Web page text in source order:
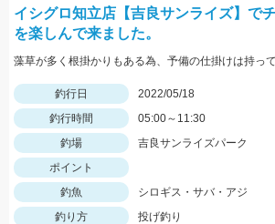
イシグロ知立店【吉良サンライズ】で
を楽しんで来ました。
釣行日
2022/05/18
釣行時間
05:00～11:30
釣場
吉良サンライズパーク
ポイント
釣魚
シロギス・サバ・アジ
釣り方
投げ釣り